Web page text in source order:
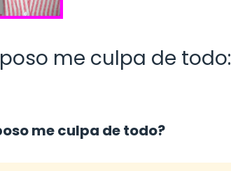
me culpa de todo:
me culpa de todo?